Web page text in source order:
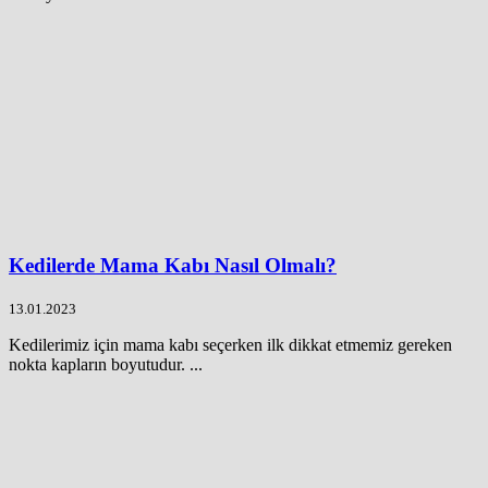
Kedilerde Mama Kabı Nasıl Olmalı?
13.01.2023
Kedilerimiz için mama kabı seçerken ilk dikkat etmemiz gereken
nokta kapların boyutudur. ...